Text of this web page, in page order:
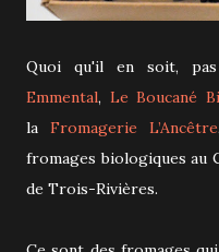
Quoi qu'il en soit,
Emmental, Le Boucané
laFromagerie L’Ancêtre
fromages biologiques au
de Trois-Rivières.